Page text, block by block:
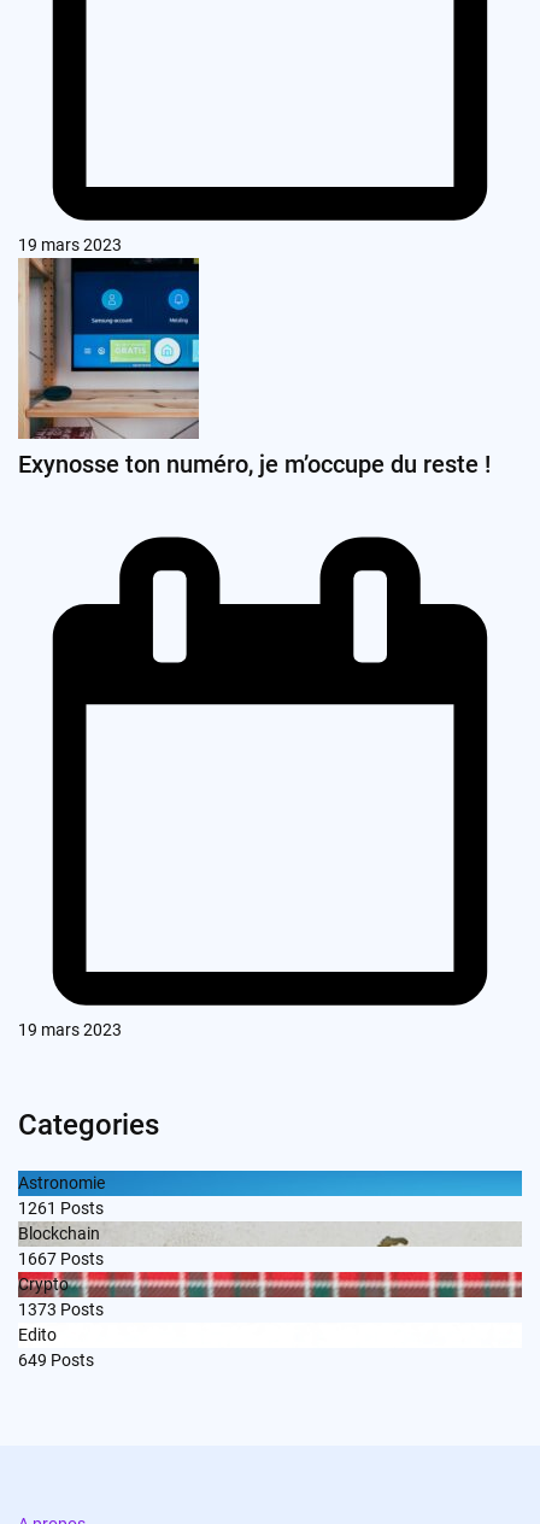
19 mars 2023
Exynosse ton numéro, je m’occupe du reste !
19 mars 2023
Categories
Astronomie
1261 Posts
Blockchain
1667 Posts
Crypto
1373 Posts
Edito
649 Posts